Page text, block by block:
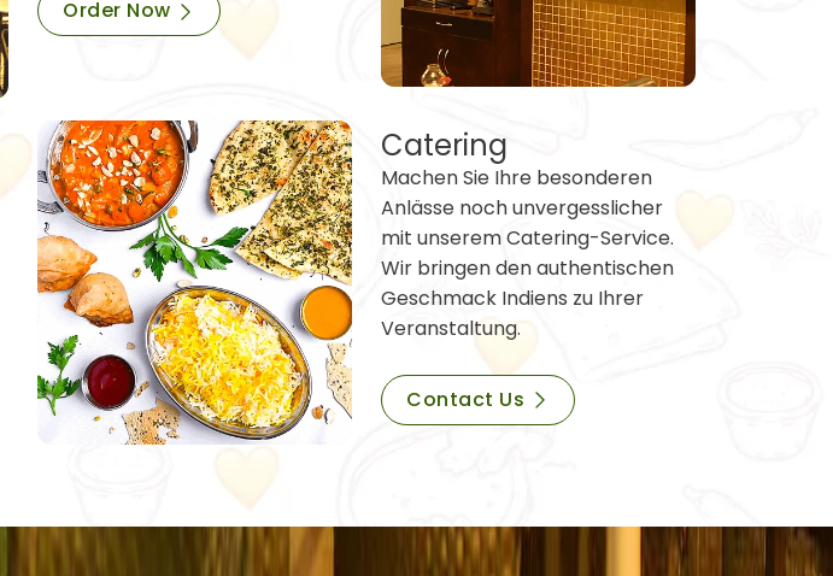
Order Now
Catering
Machen Sie Ihre besonderen
Anlässe noch unvergesslicher
mit unserem Catering-Service.
Wir bringen den authentischen
Geschmack Indiens zu Ihrer
Veranstaltung.
Contact Us